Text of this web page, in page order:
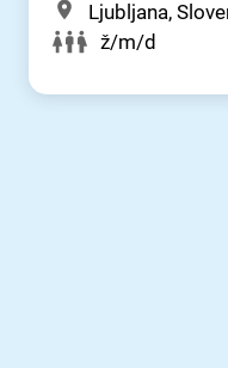
Ljubljana,
ž/m/d